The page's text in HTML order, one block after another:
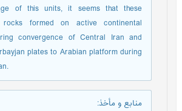
of this units, it seems that these
rocks formed on active continental
convergence of Central Iran and
plates to Arabian platform during
منابع و مأخذ: